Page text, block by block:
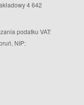
4 642
podatku VAT:
NIP: